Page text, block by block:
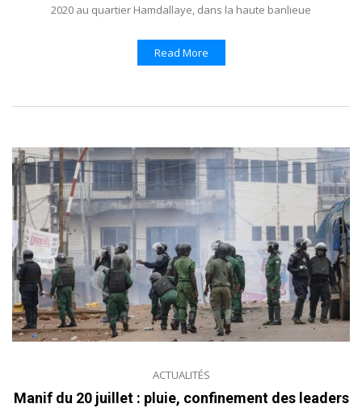
2020 au quartier Hamdallaye, dans la haute banlieue
Read More
ACTUALITÉS
Manif du 20 juillet : pluie, confinement des leaders